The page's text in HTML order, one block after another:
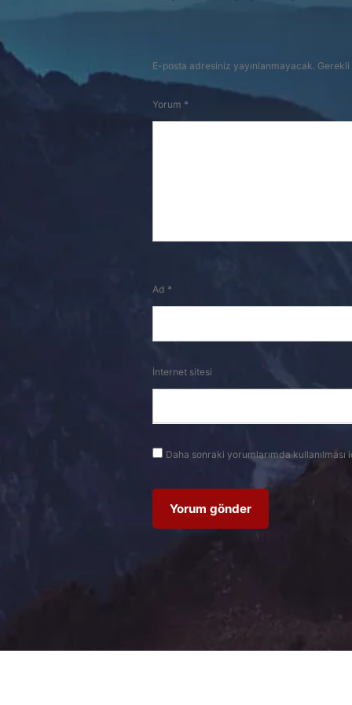
E-posta adresiniz yayınlanmayacak. Gerekli
Yorum *
Ad *
İnternet sitesi
Daha sonraki yorumlarımda